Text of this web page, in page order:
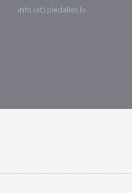
info (at) piedalies.lv